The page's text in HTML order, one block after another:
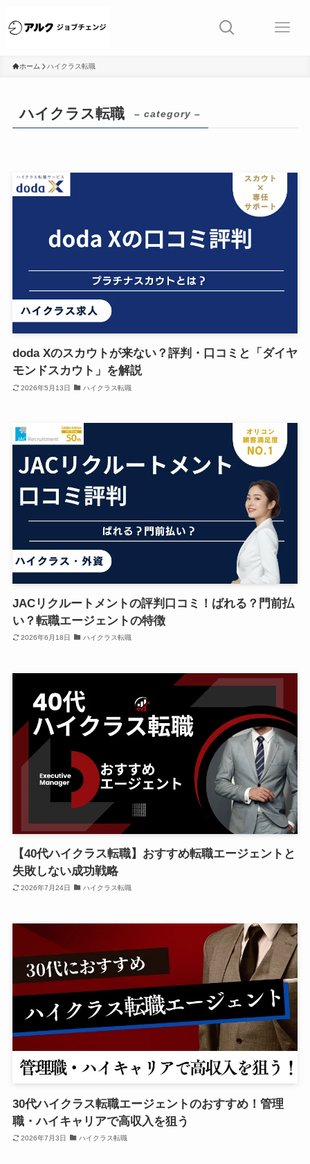
ホーム ハイクラス転職
ハイクラス転職 – category –
doda Xのスカウトが来ない？評判・口コミと「ダイヤ
モンドスカウト」を解説
2026年5月13日 ハイクラス転職
JACリクルートメントの評判口コミ！ばれる？門前払
い？転職エージェントの特徴
2026年6月18日 ハイクラス転職
【40代ハイクラス転職】おすすめ転職エージェントと
失敗しない成功戦略
2026年7月24日 ハイクラス転職
30代ハイクラス転職エージェントのおすすめ！管理
職・ハイキャリアで高収入を狙う
2026年7月3日 ハイクラス転職